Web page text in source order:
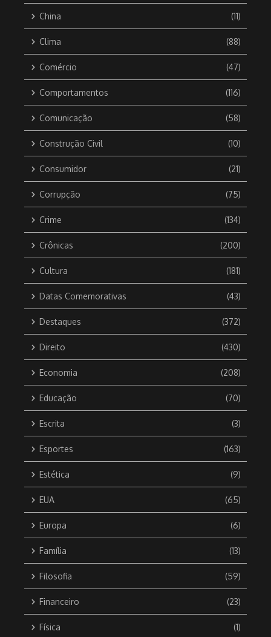
China (11)
Clima (88)
Comércio (47)
Comportamentos (116)
Comunicação (58)
Construção Civil (10)
Consumidor (21)
Corrupção (75)
Crime (134)
Crônicas (200)
Cultura (181)
Datas Comemorativas (43)
Destaques (372)
Direito (430)
Economia (208)
Educação (70)
Escrita (3)
Esportes (163)
Estética (9)
EUA (65)
Europa (6)
Família (13)
Filosofia (59)
Financeiro (23)
Física (1)